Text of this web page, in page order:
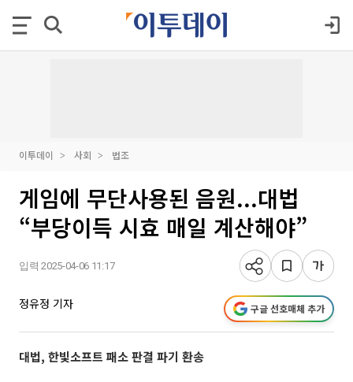
이투데이 사회 법조
게임에 무단사용된 음원...대법
“부당이득 시효 매일 계산해야”
입력 2025-04-06 11:17
정유정 기자 구글 선호매체 추가
대법, 한빛소프트 패소 판결 파기 환송